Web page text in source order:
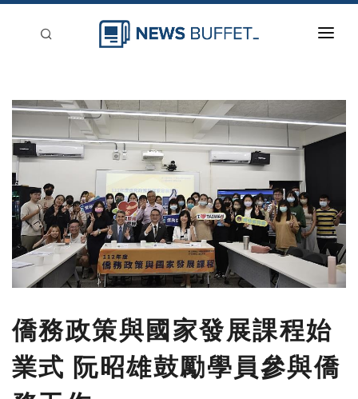
新聞稿分類
登入
僑務政策與國家發展課程始
業式 阮昭雄鼓勵學員參與僑